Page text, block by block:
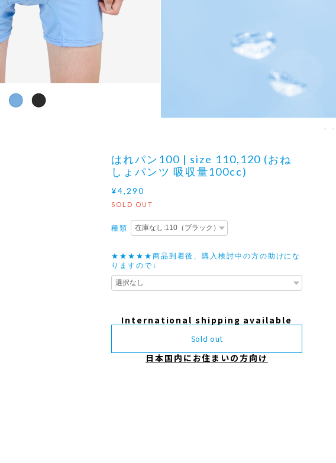
はれパン100 | size 110,120 (おね
しょパンツ 吸収量100cc)
¥4,290
SOLD OUT
種類
★★★★★商品到着後、購入検討中の方の助けにな
りますので↓
International shipping available
Sold out
日本国内にお住まいの方向け